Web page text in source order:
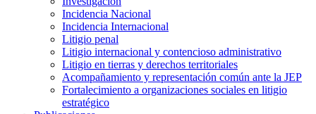
Incidencia Nacional
Incidencia Internacional
Litigio penal
Litigio internacional y contencioso administrativo
Litigio en tierras y derechos territoriales
Acompañamiento y representación común ante la JEP
Fortalecimiento a organizaciones sociales en litigio
estratégico